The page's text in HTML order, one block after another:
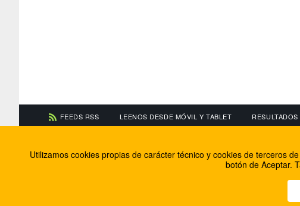
FEEDS RSS LEENOS DESDE MÓVIL Y TABLET RESULTADOS
Información de contacto
El equipo de FútbolBalear
Soluciones Corporativas IP
Utilizamos cookies propias de carácter técnico y cookies de terceros
botón de Aceptar.